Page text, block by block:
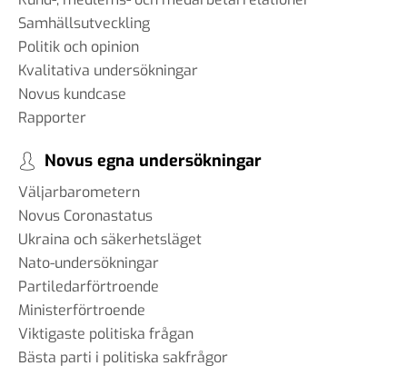
Samhällsutveckling
Politik och opinion
Kvalitativa undersökningar
Novus kundcase
Rapporter
Novus egna undersökningar
Väljarbarometern
Novus Coronastatus
Ukraina och säkerhetsläget
Nato-undersökningar
Partiledarförtroende
Ministerförtroende
Viktigaste politiska frågan
Bästa parti i politiska sakfrågor